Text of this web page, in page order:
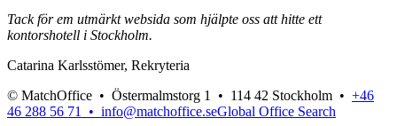
Tack för em utmärkt websida som hjälpte oss att hitte ett
kontorshotell i Stockholm.
Catarina Karlsstömer, Rekryteria
© MatchOffice • Östermalmstorg 1 • 114 42 Stockholm • +46
46 288 56 71 • info@matchoffice.seGlobal Office Search